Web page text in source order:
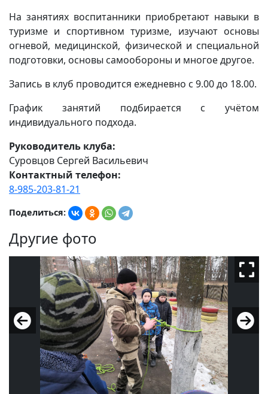
На занятиях воспитанники приобретают навыки в
туризме и спортивном туризме, изучают основы
огневой, медицинской, физической и специальной
подготовки, основы самообороны и многоедругое.
Запись в клуб проводится ежедневно с 9.00 до 18.00.
График занятий подбирается с учётом
индивидуального подхода.
Руководитель клуба:
Суровцов Сергей Васильевич
Контактный телефон:
8-985-203-81-21
Поделиться:
Другие фото